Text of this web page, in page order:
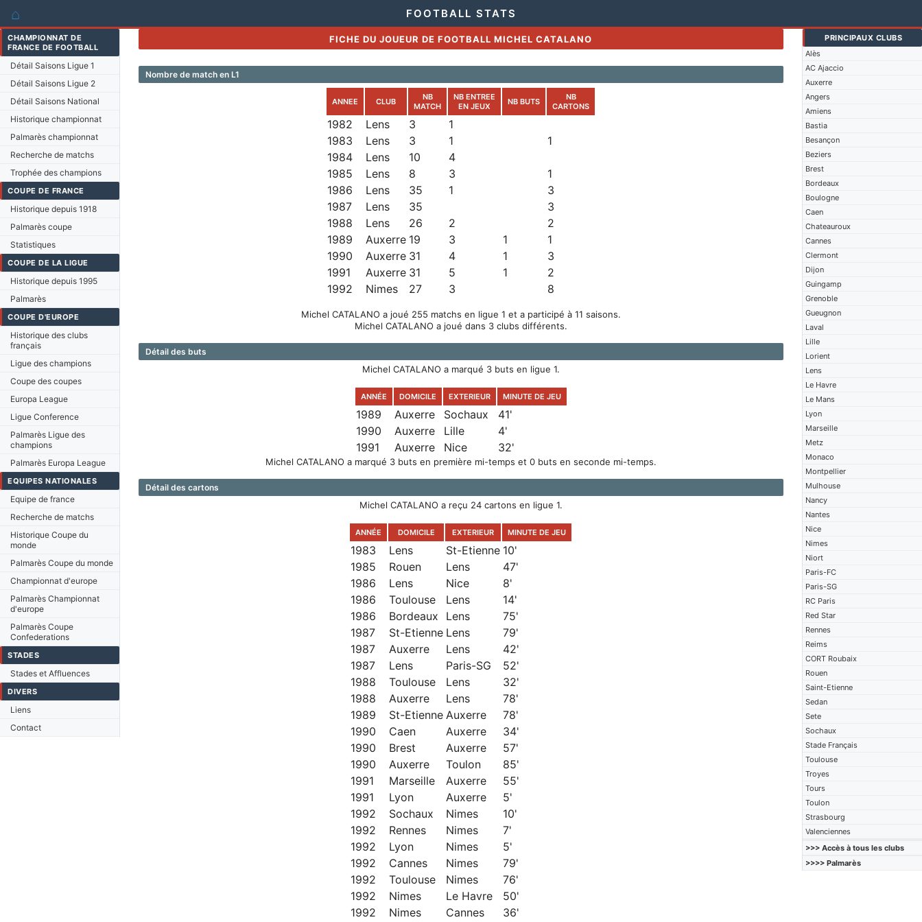
⌂ FOOTBALL STATS
CHAMPIONNAT DE
FRANCE DE FOOTBALL
Détail Saisons Ligue 1
Détail Saisons Ligue 2
Détail Saisons National
Historique championnat
Palmarès championnat
Recherche de matchs
Trophée des champions
COUPE DE FRANCE
Historique depuis 1918
Palmarès coupe
Statistiques
COUPE DE LA LIGUE
Historique depuis 1995
Palmarès
COUPE D'EUROPE
Historique des clubs
français
Ligue des champions
Coupe des coupes
Europa League
Ligue Conference
Palmarès Ligue des
champions
Palmarès Europa League
EQUIPES NATIONALES
Equipe de france
Recherche de matchs
Historique Coupe du
monde
Palmarès Coupe du monde
Championnat d'europe
Palmarès Championnat
d'europe
Palmarès Coupe
Confederations
STADES
Stades et Affluences
DIVERS
Liens
Contact
PRINCIPAUX CLUBS
Alès
AC Ajaccio
Auxerre
Angers
Amiens
Bastia
Besançon
Beziers
Brest
Bordeaux
Boulogne
Caen
Chateauroux
Cannes
Clermont
Dijon
Guingamp
Grenoble
Gueugnon
Laval
Lille
Lorient
Lens
Le Havre
Le Mans
Lyon
Marseille
Metz
Monaco
Montpellier
Mulhouse
Nancy
Nantes
Nice
Nimes
Niort
Paris-FC
Paris-SG
RC Paris
Red Star
Rennes
Reims
CORT Roubaix
Rouen
Saint-Etienne
Sedan
Sete
Sochaux
Stade Français
Toulouse
Troyes
Tours
Toulon
Strasbourg
Valenciennes
>>> Accès à tous les clubs
>>>> Palmarès
FICHE DU JOUEUR DE FOOTBALL MICHEL CATALANO
Nombre de match en L1
ANNEE CLUB
NB
MATCH
NB ENTREE
EN JEUX
NB BUTS
NB
CARTONS
1982 Lens 3
1
1983
Lens 3 1
1
1984
Lens 10
4
1985
Lens 8 3
1
1986
Lens 35 1
3
1987
Lens 35
3
1988
Lens 26 2
2
1989
Auxerre 19 3 1
1
1990
Auxerre 31 4 1
3
1991
Auxerre 31 5 1
2
1992
Nimes 27 3 8
Michel CATALANO a joué 255 matchs en ligue 1 et a participé à 11 saisons.
Michel CATALANO a joué dans 3 clubs différents.
Détail des buts
Michel CATALANO a marqué 3 buts en ligue 1.
ANNÉE DOMICILE EXTERIEUR MINUTE DE JEU
1989 Auxerre Sochaux
41'
1990
Auxerre Lille
4'
1991
Auxerre Nice 32'
Michel CATALANO a marqué 3 buts en première mi-temps et 0 buts en seconde mi-temps.
Détail des cartons
Michel CATALANO a reçu 24 cartons en ligue 1.
ANNÉE DOMICILE EXTERIEUR MINUTE DE JEU
1983 Lens St-Etienne 10'
1985
Rouen Lens
47'
1986
Lens Nice
8'
1986
Toulouse Lens
14'
1986
Bordeaux Lens
75'
1987
St-Etienne Lens
79'
1987
Auxerre Lens
42'
1987
Lens Paris-SG
52'
1988
Toulouse Lens
32'
1988
Auxerre Lens
78'
1989
St-Etienne Auxerre
78'
1990
Caen Auxerre
34'
1990
Brest Auxerre
57'
1990
Auxerre Toulon
85'
1991
Marseille Auxerre
55'
1991
Lyon Auxerre
5'
1992
Sochaux Nimes
10'
1992
Rennes Nimes
7'
1992
Lyon Nimes
5'
1992
Cannes Nimes
79'
1992
Toulouse Nimes
76'
1992
Nimes Le Havre
50'
1992
Nimes Cannes 36'